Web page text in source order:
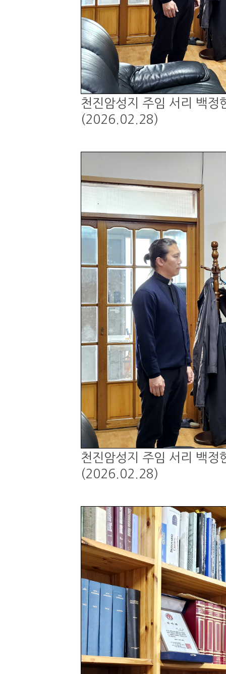
천진암성지 주임 서리 백정
(2026.02.28)
천진암성지 주임 서리 백정
(2026.02.28)